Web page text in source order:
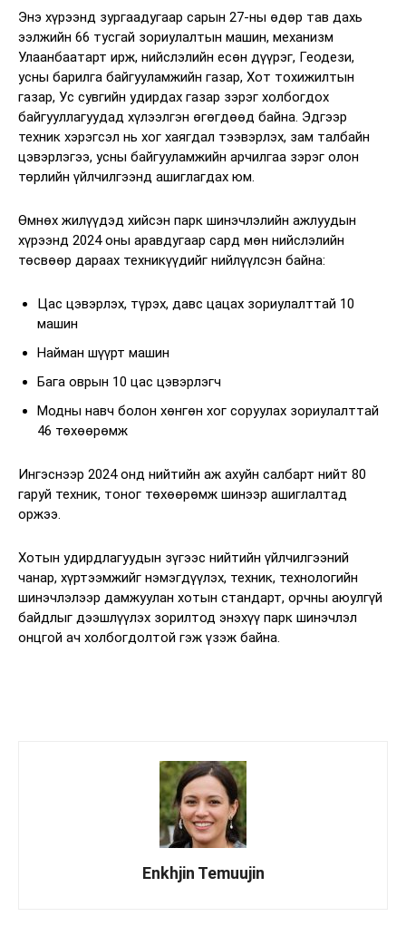
Энэ хүрээнд зургаадугаар сарын 27-ны өдөр тав дахь
ээлжийн 66 тусгай зориулалтын машин, механизм
Улаанбаатарт ирж, нийслэлийн есөн дүүрэг, Геодези,
усны барилга байгууламжийн газар, Хот тохижилтын
газар, Ус сувгийн удирдах газар зэрэг холбогдох
байгууллагуудад хүлээлгэн өгөгдөөд байна. Эдгээр
техник хэрэгсэл нь хог хаягдал тээвэрлэх, зам талбайн
цэвэрлэгээ, усны байгууламжийн арчилгаа зэрэг олон
төрлийн үйлчилгээнд ашиглагдах юм.
Өмнөх жилүүдэд хийсэн парк шинэчлэлийн ажлуудын
хүрээнд 2024 оны аравдугаар сард мөн нийслэлийн
төсвөөр дараах техникүүдийг нийлүүлсэн байна:
Цас цэвэрлэх, түрэх, давс цацах зориулалттай 10
машин
Найман шүүрт машин
Бага оврын 10 цас цэвэрлэгч
Модны навч болон хөнгөн хог соруулах зориулалттай
46 төхөөрөмж
Ингэснээр 2024 онд нийтийн аж ахуйн салбарт нийт 80
гаруй техник, тоног төхөөрөмж шинээр ашиглалтад
оржээ.
Хотын удирдлагуудын зүгээс нийтийн үйлчилгээний
чанар, хүртээмжийг нэмэгдүүлэх, техник, технологийн
шинэчлэлээр дамжуулан хотын стандарт, орчны аюулгүй
байдлыг дээшлүүлэх зорилтод энэхүү парк шинэчлэл
онцгой ач холбогдолтой гэж үзэж байна.
Enkhjin Temuujin